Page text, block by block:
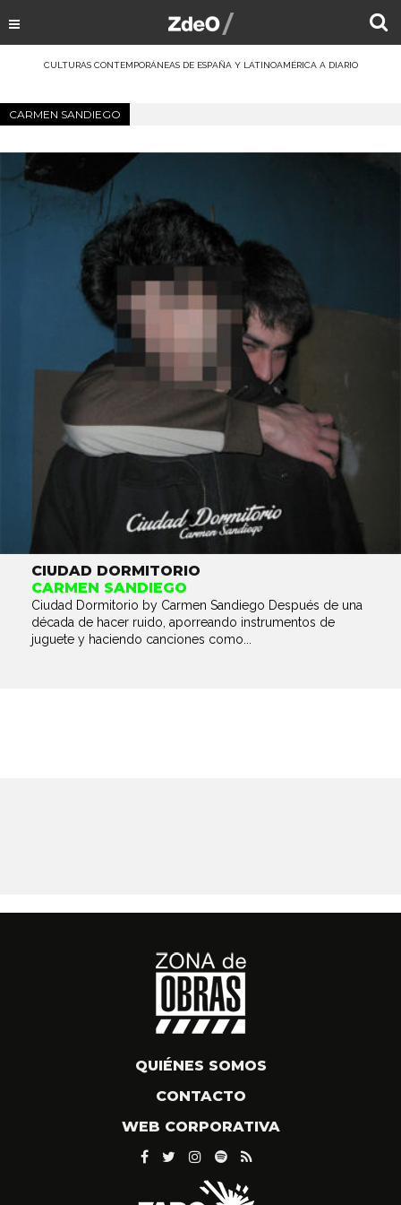
CULTURAS CONTEMPORÁNEAS DE ESPAÑA Y LATINOAMÉRICA A DIARIO
CARMEN SANDIEGO
CIUDAD DORMITORIO
CARMEN SANDIEGO
Ciudad Dormitorio by Carmen Sandiego Después de una
década de hacer ruido, aporreando instrumentos de
juguete y haciendo canciones como...
QUIÉNES SOMOS
CONTACTO
WEB CORPORATIVA